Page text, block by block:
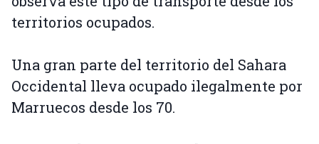
territorios ocupados.
Una gran parte del territorio del Sahara
Occidental lleva ocupado ilegalmente por
Marruecos desde los 70.